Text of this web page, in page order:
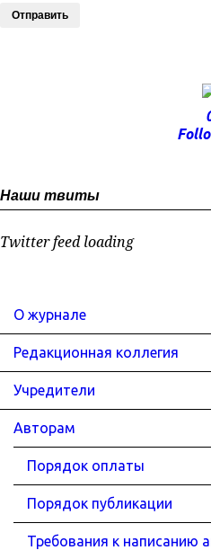
Отправить
Наши твиты
Twitter feed loading
О журнале
Редакционная коллегия
Учредители
Авторам
Порядок оплаты
Порядок публикации
Требования к написанию